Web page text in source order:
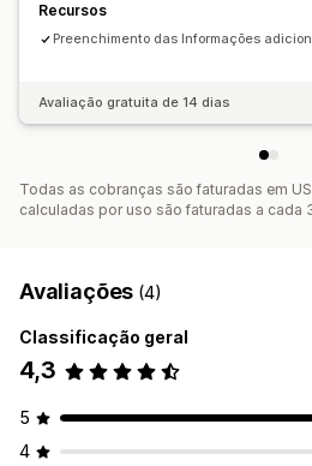
Recursos
Preenchimento das Informações
Avaliação gratuita de 14 dias
Todas as cobranças são faturadas em
calculadas por uso são faturadas a cada
Avaliações (4)
Classificação geral
4,3
5
4